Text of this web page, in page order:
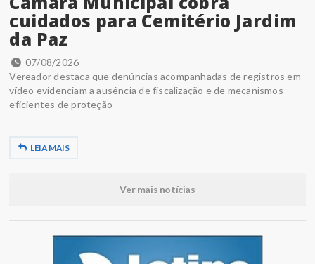
cuidados para Cemitério Jardim
da Paz
07/08/2026
Vereador destaca que denúncias acompanhadas de registros em
vídeo evidenciam a ausência de fiscalização e de mecanismos
eficientes de proteção
LEIA MAIS
Ver mais notícias